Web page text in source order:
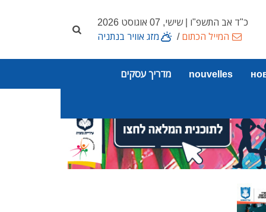
כ"ד אב התשפ"ו | שישי, 07 אוגוסט 2026
המייל הכתום/ מזג אוויר בנתניה
nouvelles מדריך עסקים